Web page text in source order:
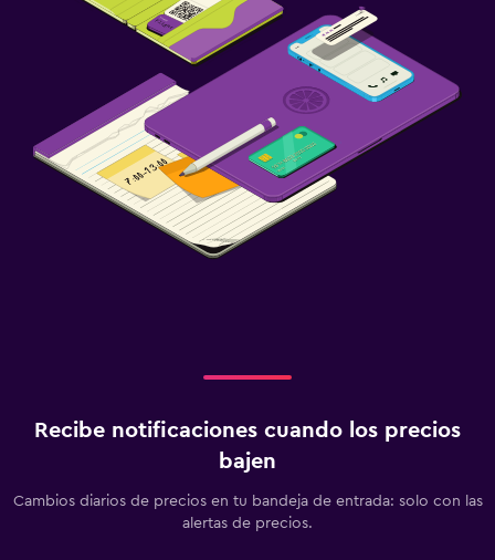
Recibe notificaciones cuando los precios
bajen
Cambios diarios de precios en tu bandeja de entrada: solo con las
alertas de precios.